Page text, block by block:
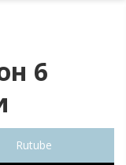
6
Rutube